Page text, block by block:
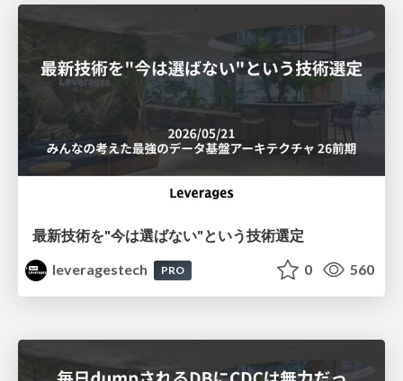
最新技術を"今は選ばない"という技術選定
leveragestech
PRO 0 560